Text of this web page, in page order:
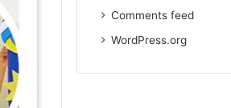
Comments feed
WordPress.org